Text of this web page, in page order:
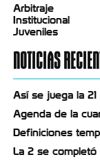
Arbitraje
Institucional
Juveniles
NOTICIAS
Así se juega la 21
Agenda de la
Definiciones
La 2 se